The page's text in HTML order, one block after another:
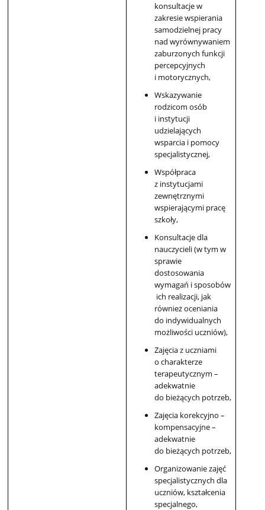
konsultacje w
zakresie wspierania
samodzielnej pracy
nad wyrównywaniem
zaburzonych funkcji
percepcyjnych
i motorycznych,
Wskazywanie
rodzicom osób
i instytucji
udzielających
wsparcia i pomocy
specjalistycznej,
Współpraca
z instytucjami
zewnętrznymi
wspierającymi pracę
szkoły,
Konsultacje dla
nauczycieli (w tym w
sprawie
dostosowania
wymagań i sposobów
ich realizacji, jak
również oceniania
do indywidualnych
możliwości uczniów),
Zajęcia z uczniami
o charakterze
terapeutycznym –
adekwatnie
do bieżących potrzeb,
Zajęcia korekcyjno –
kompensacyjne –
adekwatnie
do bieżących potrzeb,
Organizowanie zajęć
specjalistycznych dla
uczniów, kształcenia
specjalnego,